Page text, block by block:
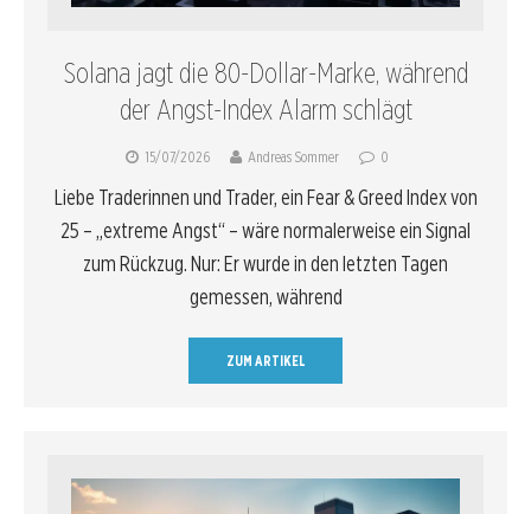
Solana jagt die 80-Dollar-Marke, während
der Angst-Index Alarm schlägt
15/07/2026 Andreas Sommer 0
Liebe Traderinnen und Trader, ein Fear & Greed Index von
25 – „extreme Angst“ – wäre normalerweise ein Signal
zum Rückzug. Nur: Er wurde in den letzten Tagen
gemessen, während
ZUM ARTIKEL